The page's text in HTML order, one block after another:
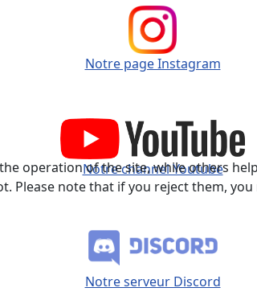
Notre page Instagram
Notre channel Youtube
Notre serveur Discord
operation of the site, while others
Please note that if you reject them,